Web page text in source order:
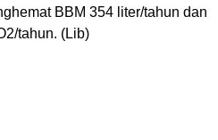
BBM 354 liter/tahun dan
tahun. (Lib)